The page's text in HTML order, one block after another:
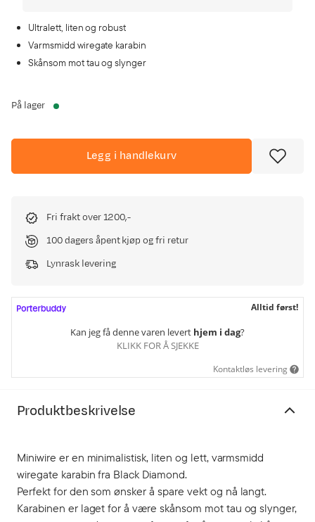
Ultralett, liten og robust
Varmsmidd wiregate karabin
Skånsom mot tau og slynger
På lager
Legg i handlekurv
Fri frakt over 1200,-
100 dagers åpent kjøp og fri retur
Lynrask levering
Alltid først!
Kan jeg få denne varen levert hjem i dag?
KLIKK FOR Å SJEKKE
Kontaktløs levering
Produktbeskrivelse
Miniwire er en minimalistisk, liten og lett, varmsmidd
wiregate karabin fra Black Diamond.
Perfekt for den som ønsker å spare vekt og nå langt.
Karabinen er laget for å være skånsom mot tau og slynger,